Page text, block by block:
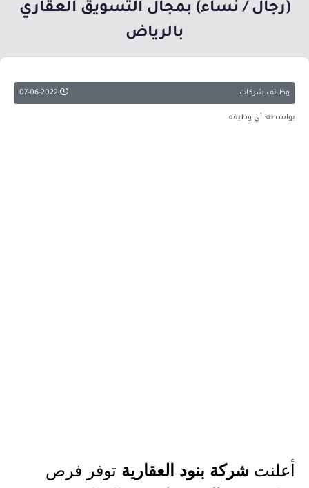
(رجال / نساء) بمجال التسويق العقاري
بالرياض
وظائف شركات
بواسطة: أي وظيفة
أعلنت شركة بنود العقارية توفر فرص